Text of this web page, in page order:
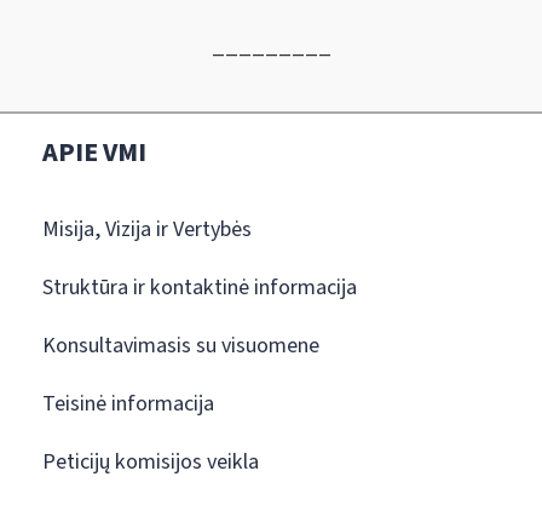
APIE VMI
Misija, Vizija ir Vertybės
Struktūra ir kontaktinė informacija
Konsultavimasis su visuomene
Teisinė informacija
Peticijų komisijos veikla